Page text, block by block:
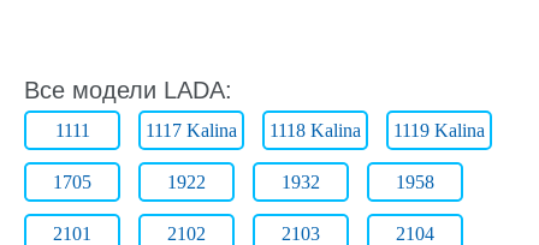
Все модели LADA:
1111 1117 Kalina 1118 Kalina 1119 Kalina
1705 1922 1932 1958
2101 2102 2103 2104